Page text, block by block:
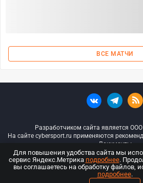
ВСЕ МАТЧИ
Разработчиком сайта является
На сайте cybersport.ru применяются
Документы
© ООО «Киберспорт.ру» — Все
18+
Для повышения удобства сайта мы
сервис Яндекс.Метрика подробнее.
вы соглашаетесь на обработку файлов,
подробнее.